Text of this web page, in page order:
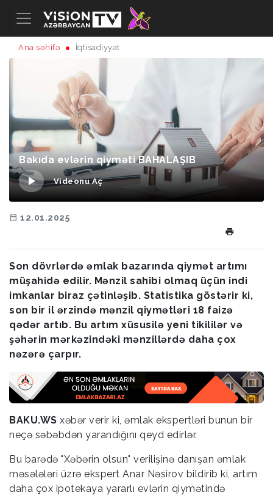
Ana səhifə İqtisadiyyat
Bakıda evlərin qiyməti BAHALAŞIB
Videonu Aç
12.01.2025
Son dövrlərdə əmlak bazarında qiymət artımı
müşahidə edilir. Mənzil sahibi olmaq üçün indi
imkanlar biraz çətinləşib. Statistika göstərir ki,
son bir il ərzində mənzil qiymətləri 18 faizə
qədər artıb. Bu artım xüsusilə yeni tikililər və
şəhərin mərkəzindəki mənzillərdə daha çox
nəzərə çarpır.
BAKU.WS xəbər verir ki, əmlak ekspertləri bunun bir
neçə səbəbdən yarandığını qeyd edirlər.
Bu barədə "Xəbərin olsun" verilişinə danışan əmlak
məsələləri üzrə ekspert Anar Nəsirov bildirib ki, artım
daha çox ipotekaya yararlı evlərin qiymətində